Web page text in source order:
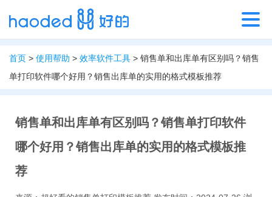
首页 > 使用帮助 > 效率软件工具 > 销售单和出库单有区别吗？销售
单打印软件哪个好用？销售出库单的实用的格式模板推荐
销售单和出库单有区别吗？销售单打印软件
哪个好用？销售出库单的实用的格式模板推
荐